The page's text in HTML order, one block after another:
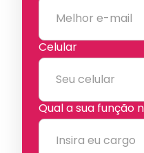
Celular
Qual a sua função